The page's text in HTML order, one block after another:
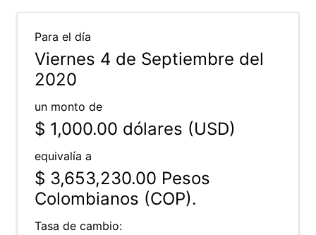
Para el día
Viernes 4 de Septiembre del
2020
un monto de
$ 1,000.00 dólares (USD)
equivalía a
$ 3,653,230.00 Pesos
Colombianos (COP).
Tasa de cambio: